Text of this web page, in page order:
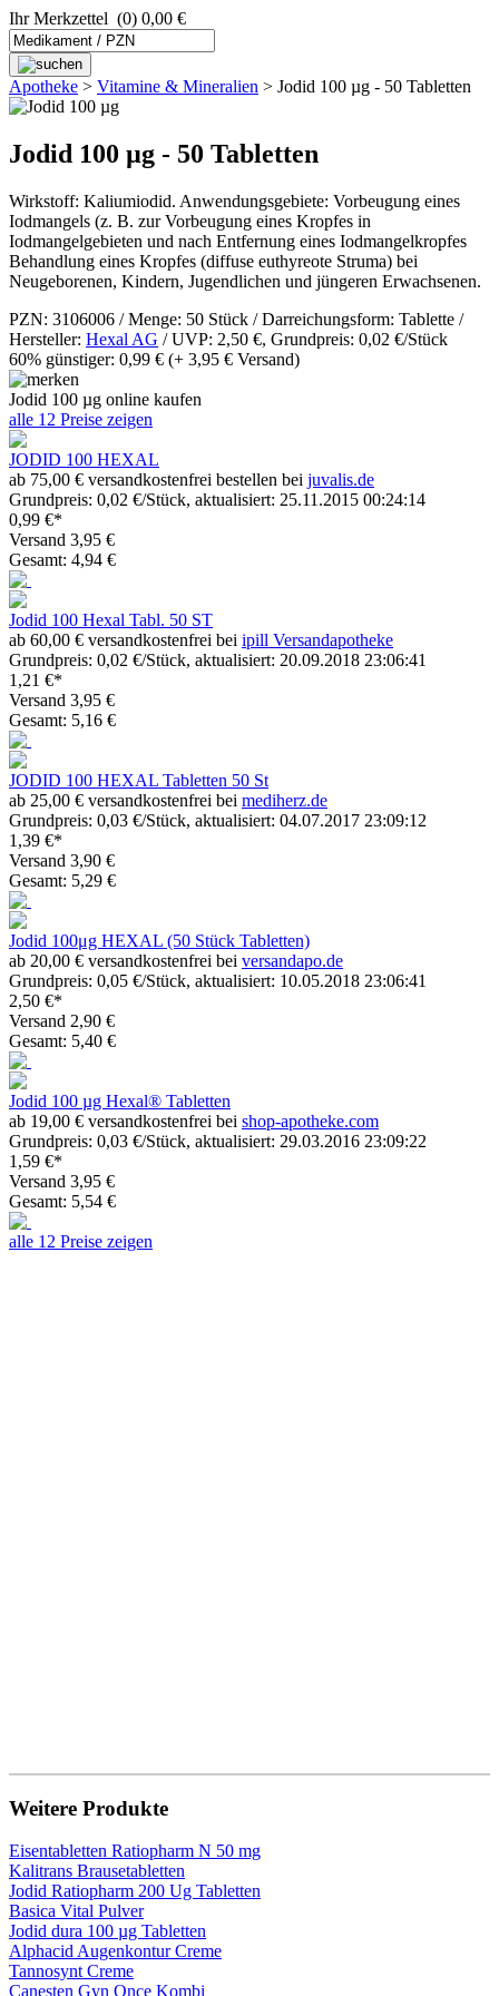
Ihr Merkzettel (0) 0,00 €
Apotheke > Vitamine & Mineralien > Jodid 100 µg - 50 Tabletten
Jodid 100 µg - 50 Tabletten
Wirkstoff: Kaliumiodid. Anwendungsgebiete: Vorbeugung eines
Iodmangels (z. B. zur Vorbeugung eines Kropfes in
Iodmangelgebieten und nach Entfernung eines Iodmangelkropfes
Behandlung eines Kropfes (diffuse euthyreote Struma) bei
Neugeborenen, Kindern, Jugendlichen und jüngeren Erwachsenen.
PZN: 3106006 / Menge: 50 Stück / Darreichungsform: Tablette /
Hersteller: Hexal AG / UVP: 2,50 €, Grundpreis: 0,02 €/Stück
60% günstiger: 0,99 € (+ 3,95 € Versand)
Jodid 100 µg online kaufen
alle 12 Preise zeigen
JODID 100 HEXAL
ab 75,00 € versandkostenfrei bestellen bei juvalis.de
Grundpreis: 0,02 €/Stück, aktualisiert: 25.11.2015 00:24:14
0,99 €*
Versand 3,95 €
Gesamt: 4,94 €
Jodid 100 Hexal Tabl. 50 ST
ab 60,00 € versandkostenfrei bei ipill Versandapotheke
Grundpreis: 0,02 €/Stück, aktualisiert: 20.09.2018 23:06:41
1,21 €*
Versand 3,95 €
Gesamt: 5,16 €
JODID 100 HEXAL Tabletten 50 St
ab 25,00 € versandkostenfrei bei mediherz.de
Grundpreis: 0,03 €/Stück, aktualisiert: 04.07.2017 23:09:12
1,39 €*
Versand 3,90 €
Gesamt: 5,29 €
Jodid 100μg HEXAL (50 Stück Tabletten)
ab 20,00 € versandkostenfrei bei versandapo.de
Grundpreis: 0,05 €/Stück, aktualisiert: 10.05.2018 23:06:41
2,50 €*
Versand 2,90 €
Gesamt: 5,40 €
Jodid 100 µg Hexal® Tabletten
ab 19,00 € versandkostenfrei bei shop-apotheke.com
Grundpreis: 0,03 €/Stück, aktualisiert: 29.03.2016 23:09:22
1,59 €*
Versand 3,95 €
Gesamt: 5,54 €
alle 12 Preise zeigen
Weitere Produkte
Eisentabletten Ratiopharm N 50 mg
Kalitrans Brausetabletten
Jodid Ratiopharm 200 Ug Tabletten
Basica Vital Pulver
Jodid dura 100 µg Tabletten
Alphacid Augenkontur Creme
Tannosynt Creme
Canesten Gyn Once Kombi